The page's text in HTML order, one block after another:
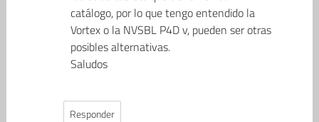
catálogo, por lo que tengo entendido la
Vortex o la NVSBL P4D v, pueden ser otras
posibles alternativas.
Saludos
Responder